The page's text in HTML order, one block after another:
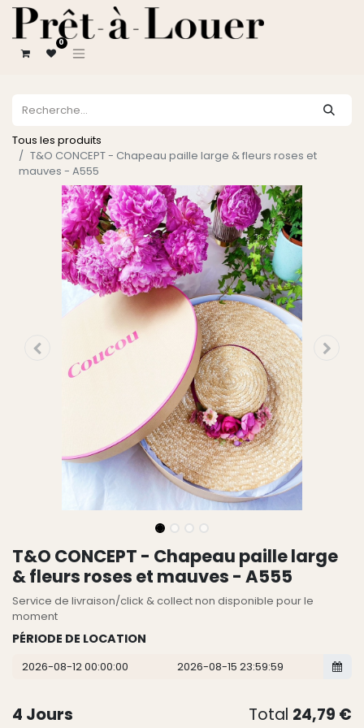
0
Tous les produits
T&O CONCEPT - Chapeau paille large & fleurs roses et
mauves - A555
T&O CONCEPT - Chapeau paille large
& fleurs roses et mauves - A555
Service de livraison/click & collect non disponible pour le
moment
PÉRIODE DE LOCATION
4 Jours Total 24,79 €